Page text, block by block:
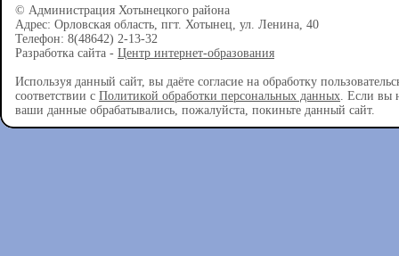
© Администрация Хотынецкого района
Адрес: Орловская область, пгт. Хотынец, ул. Ленина, 40
Телефон: 8(48642) 2-13-32
Разработка сайта - Центр интернет-образования
Используя данный сайт, вы даёте согласие на обработку
соответствии с Политикой обработки персональных данных. Если вы
ваши данные обрабатывались, пожалуйста, покиньте данный сайт.